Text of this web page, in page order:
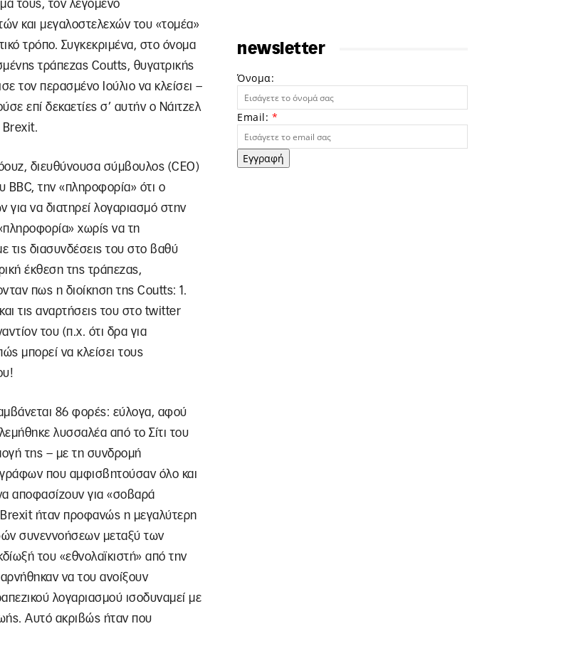
τους, τον λεγόμενο
και μεγαλοστελεχών του «τομέα»
τρόπο. Συγκεκριμένα, στο όνομα
τράπεζας Coutts, θυγατρικής
τον περασμένο Ιούλιο να κλείσει –
επί δεκαετίες σ’ αυτήν ο Νάιτζελ
Brexit.
διευθύνουσα σύμβουλος (CEO)
BBC, την «πληροφορία» ότι ο
να διατηρεί λογαριασμό στην
χωρίς να τη
διασυνδέσεις του στο βαθύ
έκθεση της τράπεζας,
πως η διοίκηση της Coutts: 1.
τις αναρτήσεις του στο twitter
του (π.χ. ότι δρα για
μπορεί να κλείσει τους
86 φορές: εύλογα, αφού
λυσσαλέα από το Σίτι του
της – με τη συνδρομή
που αμφισβητούσαν όλο και
αποφασίζουν για «σοβαρά
ήταν προφανώς η μεγαλύτερη
συνεννοήσεων μεταξύ των
του «εθνολαϊκιστή» από την
να του ανοίξουν
λογαριασμού ισοδυναμεί με
Αυτό ακριβώς ήταν που
newsletter
Όνομα:
Email: *
Εγγραφή